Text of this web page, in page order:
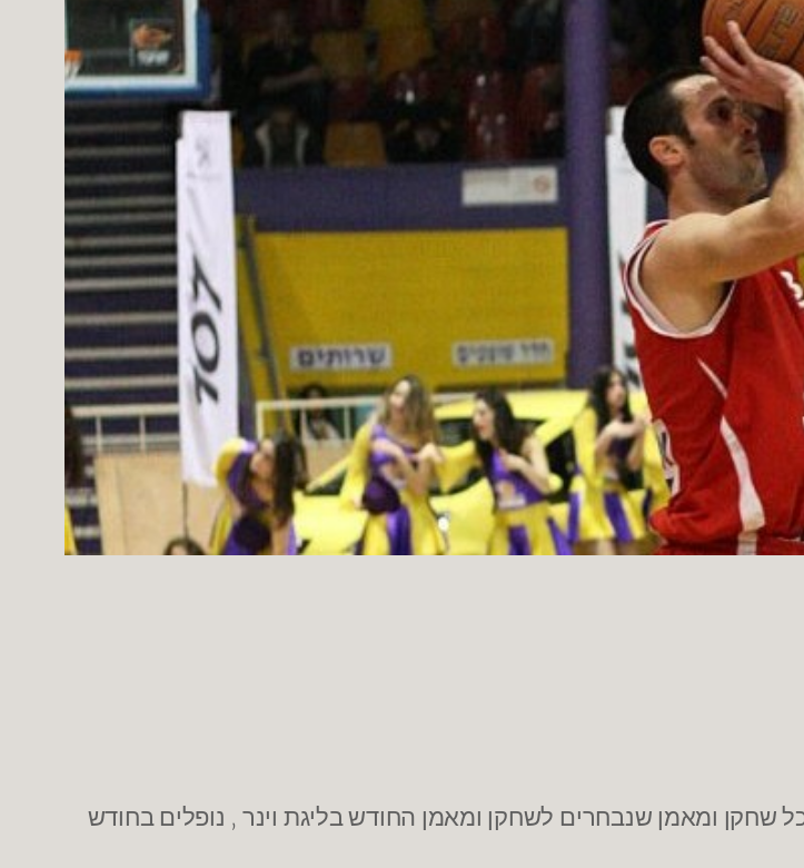
ומאמן שנבחרים לשחקן ומאמן החודש בליגת וינר , נופלים בחודש